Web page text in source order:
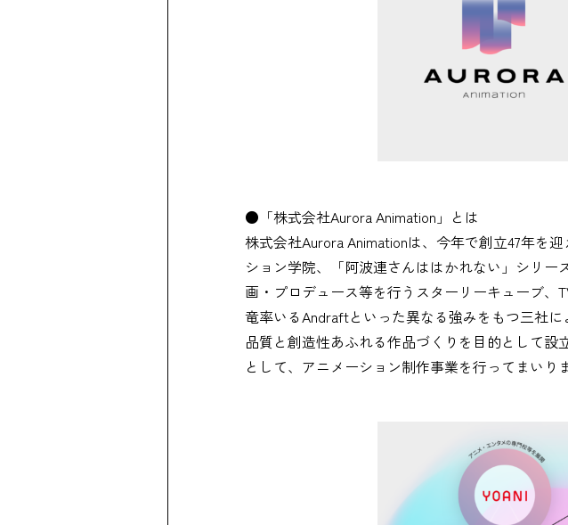
●「株式会社Aurora Animation」とは
株式会社Aurora Animationは、今年で創立47年を
ション学院、「阿波連さんははかれない」シリ
画・プロデュース等を行うスターリーキューブ
竜率いるAndraftといった異なる強みをもつ三社
品質と創造性あふれる作品づくりを目的として
として、アニメーション制作事業を行ってまいり